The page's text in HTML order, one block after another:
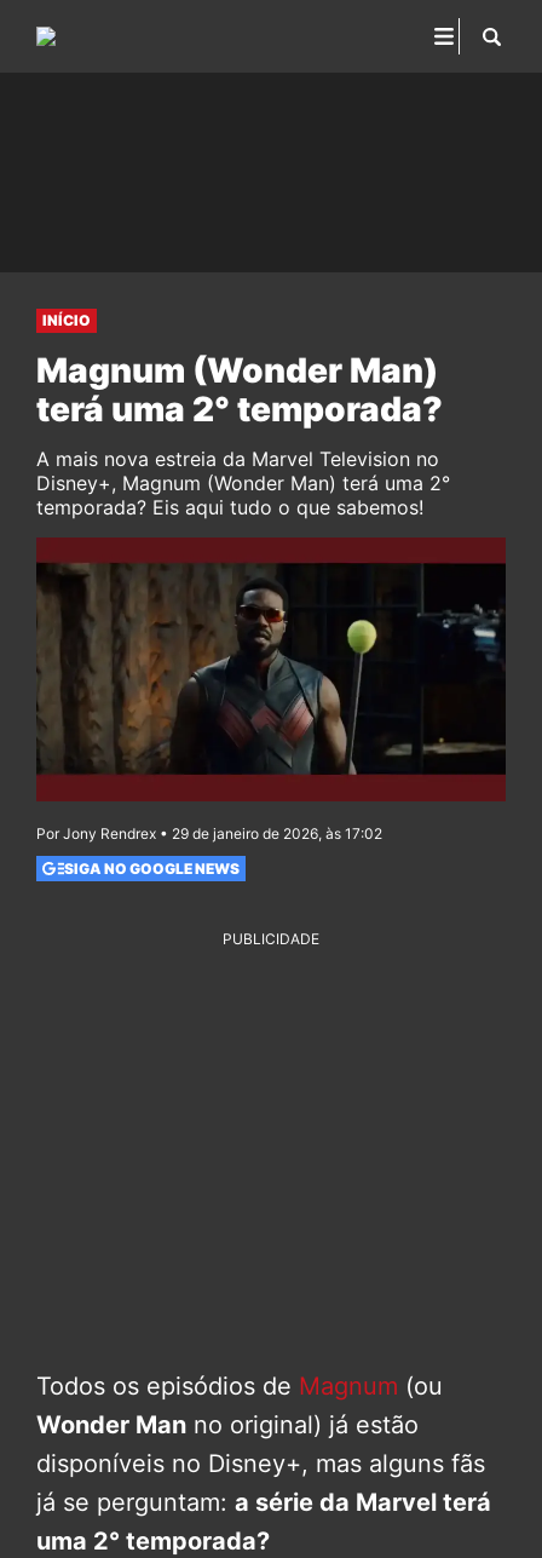
INÍCIO
Magnum (Wonder Man)
terá uma 2° temporada?
A mais nova estreia da Marvel Television no
Disney+, Magnum (Wonder Man) terá uma 2°
temporada? Eis aqui tudo o que sabemos!
Por Jony Rendrex • 29 de janeiro de 2026, às 17:02
SIGA NO GOOGLE NEWS
PUBLICIDADE
Todos os episódios de Magnum (ou
Wonder Man no original) já estão
disponíveis no Disney+, mas alguns fãs
já se perguntam: a série da Marvel terá
uma 2° temporada?